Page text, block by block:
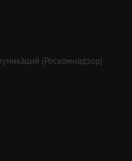
(Роскомнадзор)